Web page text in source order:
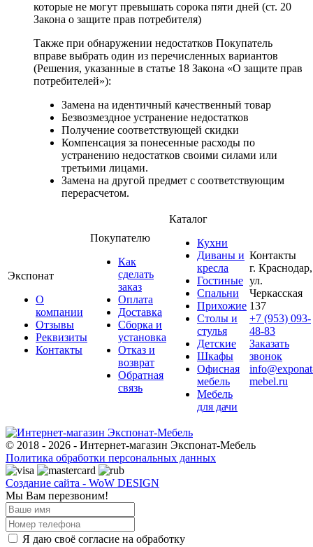
которые не могут превышать сорока пяти дней (ст. 20
Закона о защите прав потребителя)
Также при обнаружении недостатков Покупатель
вправе выбрать один из перечисленных вариантов
(Решения, указанные в статье 18 Закона «О защите прав
потребителей»):
Замена на идентичный качественный товар
Безвозмездное устранение недостатков
Получение соответствующей скидки
Компенсация за понесенные расходы по
устранению недостатков своими силами или
третьими лицами.
Замена на другой предмет с соответствующим
перерасчетом.
Экспонат
О
компании
Отзывы
Реквизиты
Контакты
Покупателю
Как
сделать
заказ
Оплата
Доставка
Сборка и
установка
Отказ и
возврат
Обратная
связь
Каталог
Кухни
Диваны и
кресла
Гостиные
Спальни
Прихожие
Столы и
стулья
Детские
Шкафы
Офисная
мебель
Мебель
для дачи
Контакты
г. Краснодар,
ул.
Черкасская
137
+7 (953) 093-
48-83
Заказать
звонок
mebel.ru
© 2018 - 2026 - Интернет-магазин Экспонат-Мебель
Политика обработки персональных данных
Создание сайта - WoW DESIGN
Мы Вам перезвоним!
Я даю своё согласие на обработку